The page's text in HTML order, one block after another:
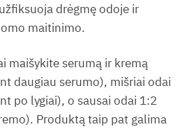
drėgmę odoje ir
maitinimo.
maišykite serumą ir kremą
daugiau serumo), mišriai odai
po lygiai), o sausai odai 1:2
Produktą taip pat galima